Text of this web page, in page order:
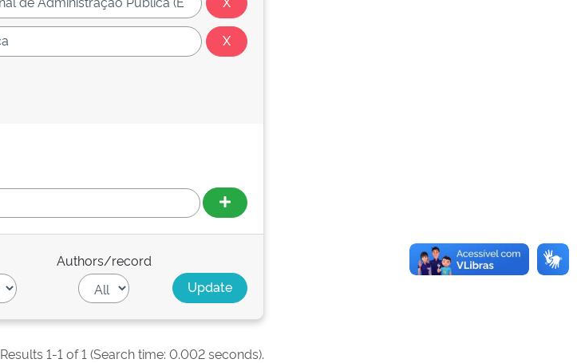
Authors/record
Results 1-1 of 1 (Search time: 0.002 seconds).